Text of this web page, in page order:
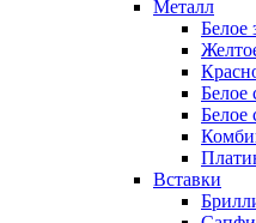
Металл
Белое
Белое
Белое
Вставки